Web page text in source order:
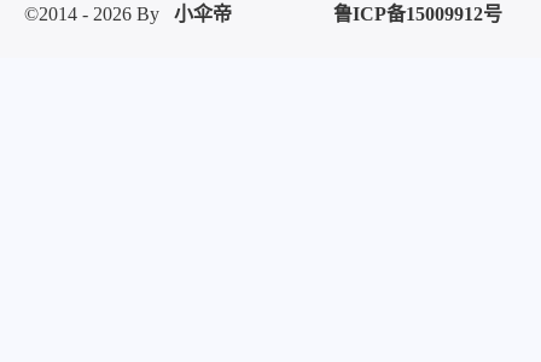
©2014 - 2026 By 小伞帝 鲁ICP备15009912号